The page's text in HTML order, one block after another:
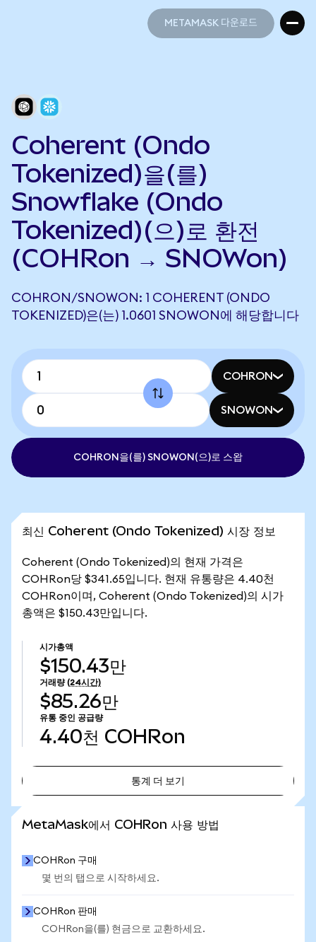
METAMASK 다운로드
Coherent (Ondo
Tokenized)을(를)
Snowflake (Ondo
Tokenized)(으)로 환전
(COHRon → SNOWon)
COHRON/SNOWON: 1 COHERENT (ONDO
TOKENIZED)은(는) 1.0601 SNOWON에 해당합니다
COHRON
SNOWON
COHRON을(를) SNOWON(으)로 스왑
최신 Coherent (Ondo Tokenized) 시장 정보
Coherent (Ondo Tokenized)의 현재 가격은
COHRon당 $341.65입니다. 현재 유통량은 4.40천
COHRon이며, Coherent (Ondo Tokenized)의 시가
총액은 $150.43만입니다.
시가총액
$150.43만
거래량 (24시간)
$85.26만
유통 중인 공급량
4.40천 COHRon
통계 더 보기
MetaMask에서 COHRon 사용 방법
COHRon 구매
몇 번의 탭으로 시작하세요.
COHRon 판매
COHRon을(를) 현금으로 교환하세요.